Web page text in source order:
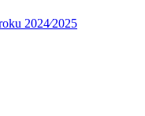
2024⁄2025